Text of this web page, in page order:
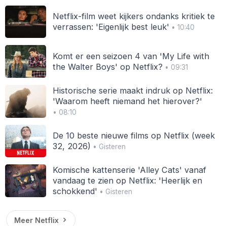
Netflix-film weet kijkers ondanks kritiek te
verrassen: 'Eigenlijk best leuk' • 10:40
Komt er een seizoen 4 van 'My Life with
the Walter Boys' op Netflix? • 09:31
Historische serie maakt indruk op Netflix:
'Waarom heeft niemand het hierover?'
• 08:10
De 10 beste nieuwe films op Netflix (week
32, 2026) • Gisteren
Komische kattenserie 'Alley Cats' vanaf
vandaag te zien op Netflix: 'Heerlijk en
schokkend' • Gisteren
Meer Netflix